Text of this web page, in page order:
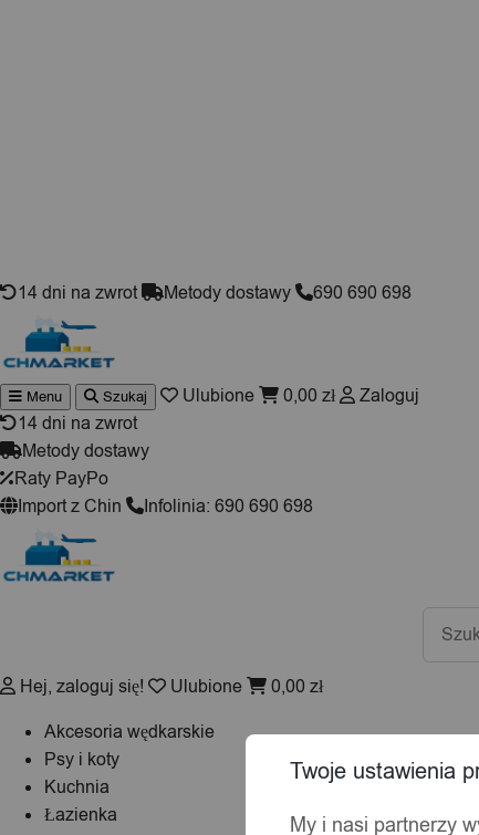
14 dni na zwrot Metody dostawy 690 690 698
Menu Szukaj Ulubione 0,00 zł
Zaloguj
14 dni na zwrot
Metody dostawy
Raty PayPo
Import z Chin
Infolinia: 690 690 698
Hej, zaloguj się! Ulubione 0,00 zł
Akcesoria wędkarskie
Psy i koty
Kuchnia
Łazienka
Twoje ustawienia
My i nasi partnerzy